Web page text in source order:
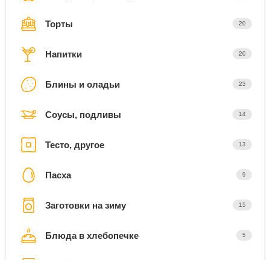
Торты 20
Напитки 20
Блины и оладьи 23
Соусы, подливы 14
Тесто, другое 13
Пасха 9
Заготовки на зиму 15
Блюда в хлебопечке 5